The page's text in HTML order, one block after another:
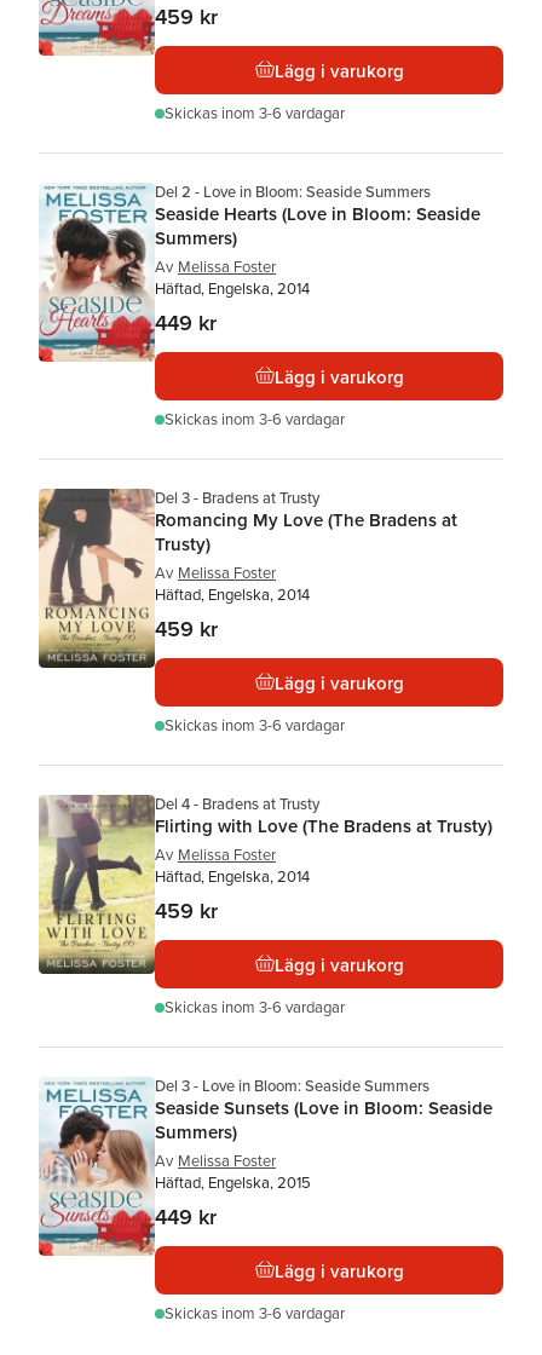
459 kr
Lägg i varukorg
Skickas inom 3-6 vardagar
Del 2 - Love in Bloom: Seaside Summers
Seaside Hearts (Love in Bloom: Seaside
Summers)
Av Melissa Foster
Häftad, Engelska, 2014
449 kr
Lägg i varukorg
Skickas inom 3-6 vardagar
Del 3 - Bradens at Trusty
Romancing My Love (The Bradens at
Trusty)
Av Melissa Foster
Häftad, Engelska, 2014
459 kr
Lägg i varukorg
Skickas inom 3-6 vardagar
Del 4 - Bradens at Trusty
Flirting with Love (The Bradens at Trusty)
Av Melissa Foster
Häftad, Engelska, 2014
459 kr
Lägg i varukorg
Skickas inom 3-6 vardagar
Del 3 - Love in Bloom: Seaside Summers
Seaside Sunsets (Love in Bloom: Seaside
Summers)
Av Melissa Foster
Häftad, Engelska, 2015
449 kr
Lägg i varukorg
Skickas inom 3-6 vardagar